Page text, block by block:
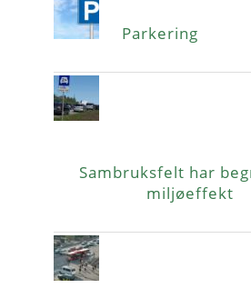
Parkering
Sambruksfelt har
miljøeffekt